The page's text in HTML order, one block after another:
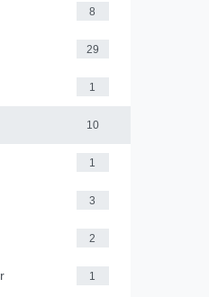
8
29
1
10
1
3
2
1